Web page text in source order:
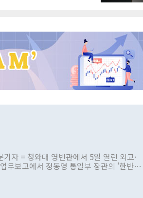
자 = 청와대 영빈관에서 5일 열린 외교·
무보고에서 정동영 통일부 장관의 '한반도
지 않은 사안을 정책으로 추진하겠다고 공